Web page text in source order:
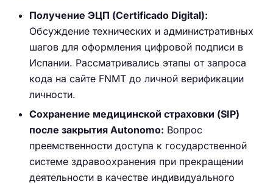
Получение ЭЦП (Certificado Digital):
Обсуждение технических и административных
шагов для оформления цифровой подписи в
Испании. Рассматривались этапы от запроса
кода на сайте FNMT до личной верификации
личности.
Сохранение медицинской страховки (SIP)
после закрытия Autonomo: Вопрос
преемственности доступа к государственной
системе здравоохранения при прекращении
деятельности в качестве индивидуального